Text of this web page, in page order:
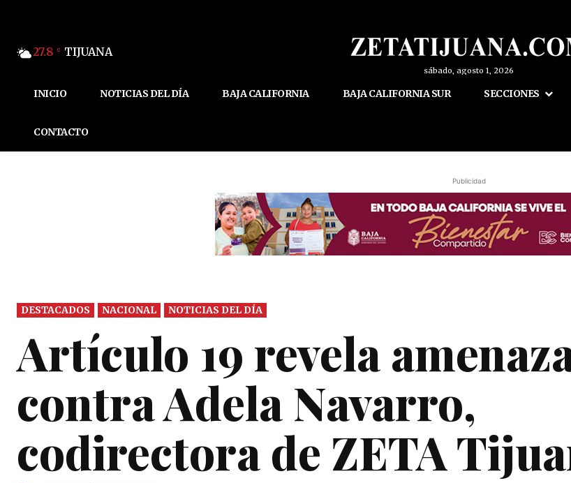
27.8 C TIJUANA
sábado, agosto 1, 2026
INICIO NOTICIAS DEL DÍA BAJA CALIFORNIA BAJA CALIFORNIA SUR SECCIONES
CONTACTO
Publicidad
DESTACADOS NACIONAL NOTICIAS DEL DÍA
Artículo 19 revela
contra Adela Navarro,
codirectora de ZETA